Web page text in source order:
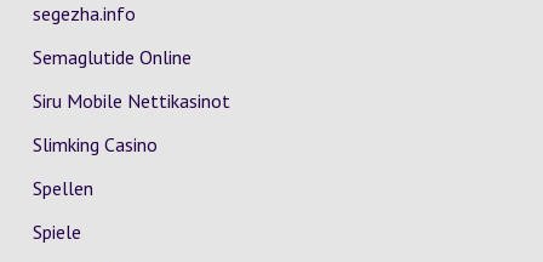
segezha.info
Semaglutide Online
Siru Mobile Nettikasinot
Slimking Casino
Spellen
Spiele